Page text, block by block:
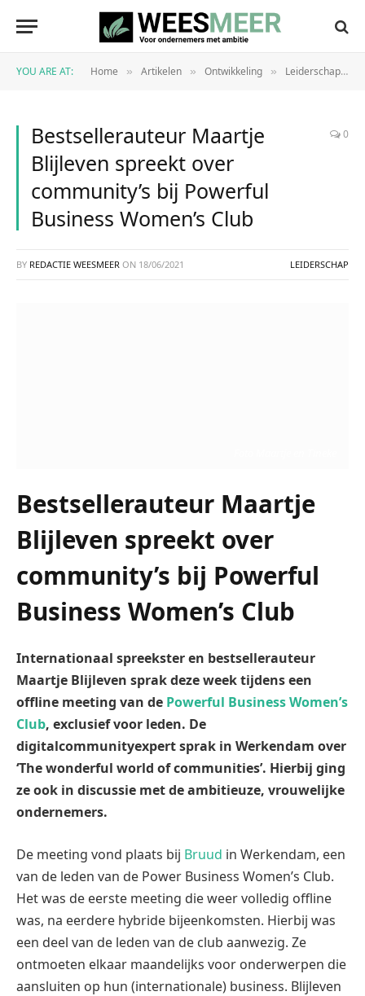
YOU ARE AT: Home » Artikelen » Ontwikkeling » Leiderschap
Bestsellerauteur Maartje
Blijleven spreekt over
community’s bij Powerful
Business Women’s Club
0
BY REDACTIE WEESMEER ON 18/06/2021 LEIDERSCHAP
Bestsellerauteur Maartje
Blijleven spreekt over
community’s bij Powerful
Business Women’s Club
Internationaal spreekster en bestsellerauteur
Maartje Blijleven sprak deze week tijdens een
offline meeting van de Powerful Business Women’s
Club, exclusief voor leden. De
digitalcommunityexpert sprak in Werkendam over
‘The wonderful world of communities’. Hierbij ging
ze ook in discussie met de ambitieuze, vrouwelijke
ondernemers.
De meeting vond plaats bij Bruud in Werkendam, een
van de leden van de Power Business Women’s Club.
Het was de eerste meeting die weer volledig offline
was, na eerdere hybride bijeenkomsten. Hierbij was
een deel van de leden van de club aanwezig. Ze
ontmoeten elkaar maandelijks voor onderwerpen die
aansluiten op hun (internationale) business. Blijleven